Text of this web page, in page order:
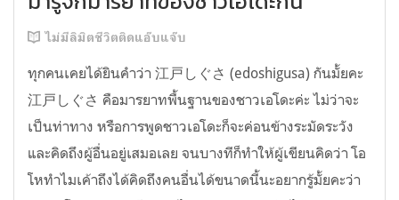
ไม่มีลิมิตชีวิตติดแอ๊บแจ๊บ
ทุกคนเคยได้ยินคำว่า 江戸しぐさ (edoshigusa) กันมั้ยคะ
江戸しぐさ คือมารยาทพื้นฐานของชาวเอโดะค่ะ ไม่ว่าจะ
เป็นท่าทาง หรือการพูดชาวเอโดะก็จะค่อนข้างระมัดระวัง
และคิดถึงผู้อื่นอยู่เสมอเลย จนบางทีก็ทำให้ผู้เขียนคิดว่า โอ
โหทำไมเค้าถึงได้คิดถึงคนอื่นได้ขนาดนี้นะอยากรู้มั้ยคะว่า